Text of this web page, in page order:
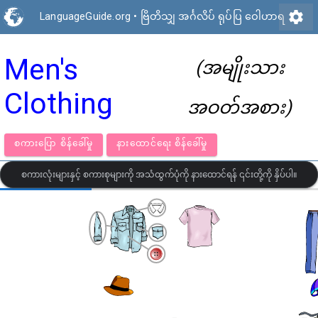
LanguageGuide.org • ဗြိတိသျှ အင်္ဂလိပ် ရုပ်ပြ ဝေါဟာရ settings
Men's
Clothing
(အမျိုးသား
အဝတ်အစား)
စကားပြော စိန်ခေါ်မှု နားထောင်ရေး စိန်ခေါ်မှု
စကားလုံးများနှင့် စကားစုများကို အသံထွက်ပုံကို နားထောင်ရန် ၎င်းတို့ကို နှိပ်ပါ။